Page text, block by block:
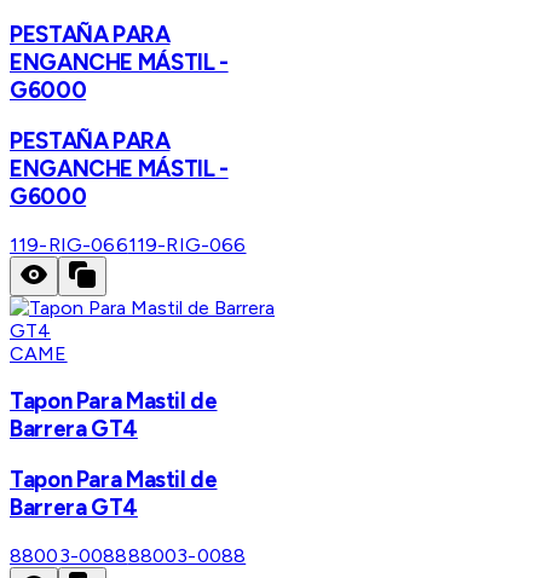
PESTAÑA PARA
ENGANCHE MÁSTIL -
G6000
PESTAÑA PARA
ENGANCHE MÁSTIL -
G6000
119-RIG-066119-RIG-066
CAME
Tapon Para Mastil de
Barrera GT4
Tapon Para Mastil de
Barrera GT4
88003-008888003-0088